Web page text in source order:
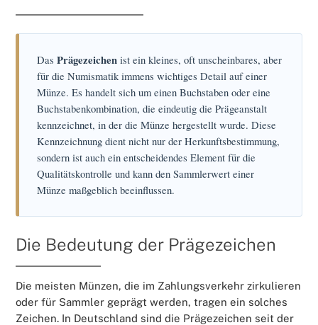
Das Prägezeichen ist ein kleines, oft unscheinbares, aber
für die Numismatik immens wichtiges Detail auf einer
Münze. Es handelt sich um einen Buchstaben oder eine
Buchstabenkombination, die eindeutig die Prägeanstalt
kennzeichnet, in der die Münze hergestellt wurde. Diese
Kennzeichnung dient nicht nur der Herkunftsbestimmung,
sondern ist auch ein entscheidendes Element für die
Qualitätskontrolle und kann den Sammlerwert einer
Münze maßgeblich beeinflussen.
Die Bedeutung der Prägezeichen
Die meisten Münzen, die im Zahlungsverkehr zirkulieren
oder für Sammler geprägt werden, tragen ein solches
Zeichen. In Deutschland sind die Prägezeichen seit der